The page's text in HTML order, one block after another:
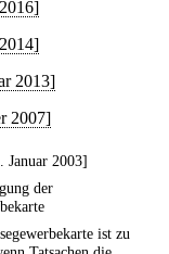
2013]
2007]
Januar 2003]
der
ist zu